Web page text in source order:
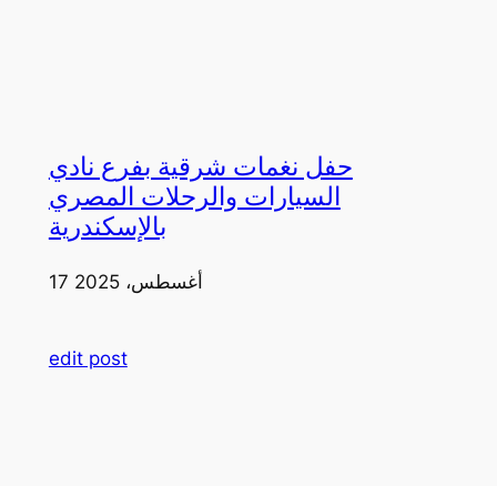
حفل نغمات شرقية بفرع نادي
السيارات والرحلات المصري
بالإسكندرية
17 أغسطس، 2025
edit post